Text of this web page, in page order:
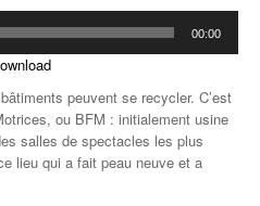
00:00
peuvent se recycler. C’est
ou BFM : initialement usine
salles de spectacles les plus
lieu qui a fait peau neuve et a